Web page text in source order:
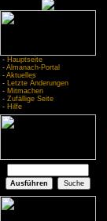
- Hauptseite
- Almanach-Portal
- Aktuelles
- Letzte Änderungen
- Mitmachen
- Zufällige Seite
- Hilfe